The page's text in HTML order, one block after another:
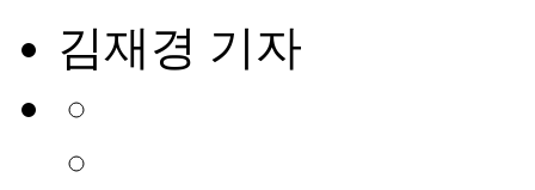
김재경 기자